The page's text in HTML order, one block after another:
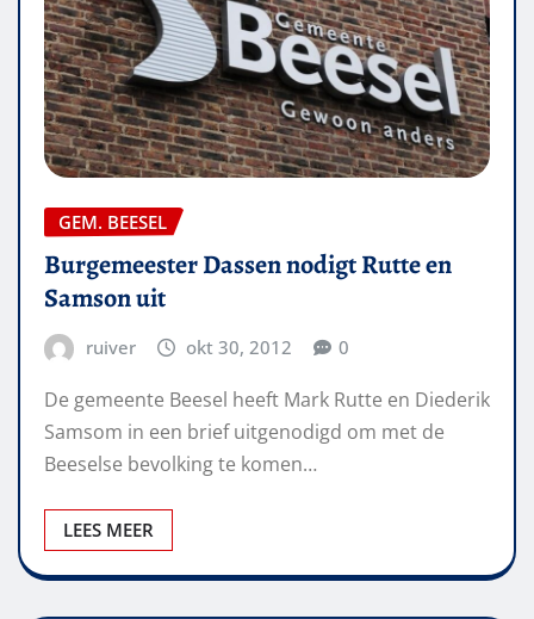
GEM. BEESEL
Burgemeester Dassen nodigt Rutte en
Samson uit
ruiver okt 30, 2012 0
De gemeente Beesel heeft Mark Rutte en Diederik
Samsom in een brief uitgenodigd om met de
Beeselse bevolking te komen…
LEES MEER